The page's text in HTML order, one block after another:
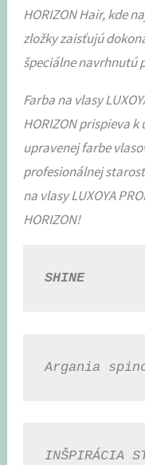
HORIZON Hair, kde
zložky zaisťujú
špeciálne navrhnutú
Farba na vlasy
HORIZON prispieva
upravenej farbe
profesionálnej
na vlasy LUXOYA
HORIZON!
SHINE
Argania
INŠPIRÁCIA